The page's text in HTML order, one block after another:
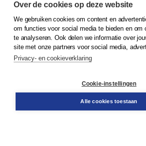
© 2026Koninklijke Boom uitgevers
Klantenservice
Service & informatie
Contact
Over de cookies op deze website
We gebruiken cookies om content en
om functies voor social media te bieden en om
te analyseren. Ook delen we informatie over
site met onze partners voor social media,
Privacy- en cookieverklaring
Cookie-instellingen
Alle cookies toestaan